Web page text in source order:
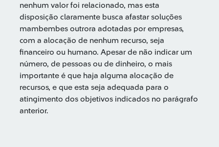
nenhum valor foi relacionado, mas esta
disposição claramente busca afastar soluções
mambembes outrora adotadas por empresas,
com a alocação de nenhum recurso, seja
financeiro ou humano. Apesar de não indicar um
número, de pessoas ou de dinheiro, o mais
importante é que haja alguma alocação de
recursos, e que esta seja adequada para o
atingimento dos objetivos indicados no parágrafo
anterior.